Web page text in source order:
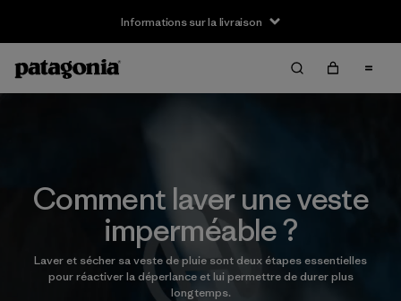
Informations sur la livraison
Comment laver une veste
imperméable ?
Laver et sécher sa veste de pluie sont deux étapes essentielles
pour réactiver la déperlance et lui permettre de durer plus
longtemps.